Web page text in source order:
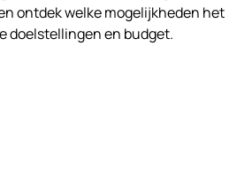
ontdek welke mogelijkheden het
doelstellingen en budget.